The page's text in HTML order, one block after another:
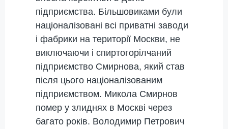
підприємства. Більшовиками були
націоналізовані всі приватні заводи
і фабрики на території Москви, не
виключаючи і спиртогорілчаний
підприємство Смирнова, який став
після цього націоналізованим
підприємством. Микола Смирнов
помер у злиднях в Москві через
багато років. Володимир Петрович